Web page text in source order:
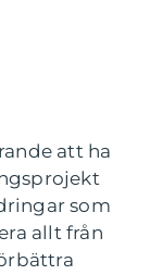
att ha
som
allt från